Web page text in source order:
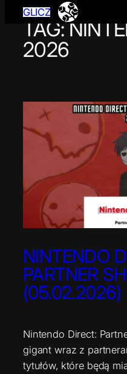
Przejdź
treści
GLICZ
TAG:
2026
NINTENDO
PARTNER
(05.02.2026)
Nintendo Direct:
gigant wraz z
tytułów, które będą